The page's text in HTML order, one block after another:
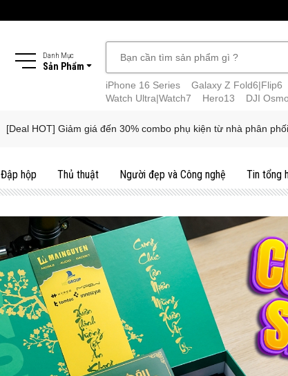
Danh Mục
Sản Phẩm
iPhone 16 Series
Galaxy Z Fold6|Flip6
Watch Ultra|Watch7
Hero13 DJI
[Deal HOT] Giảm giá đến 30% combo phụ kiện từ nhà phân
Đập hộp Thủ thuật Người đẹp và Công nghệ Tin tổng